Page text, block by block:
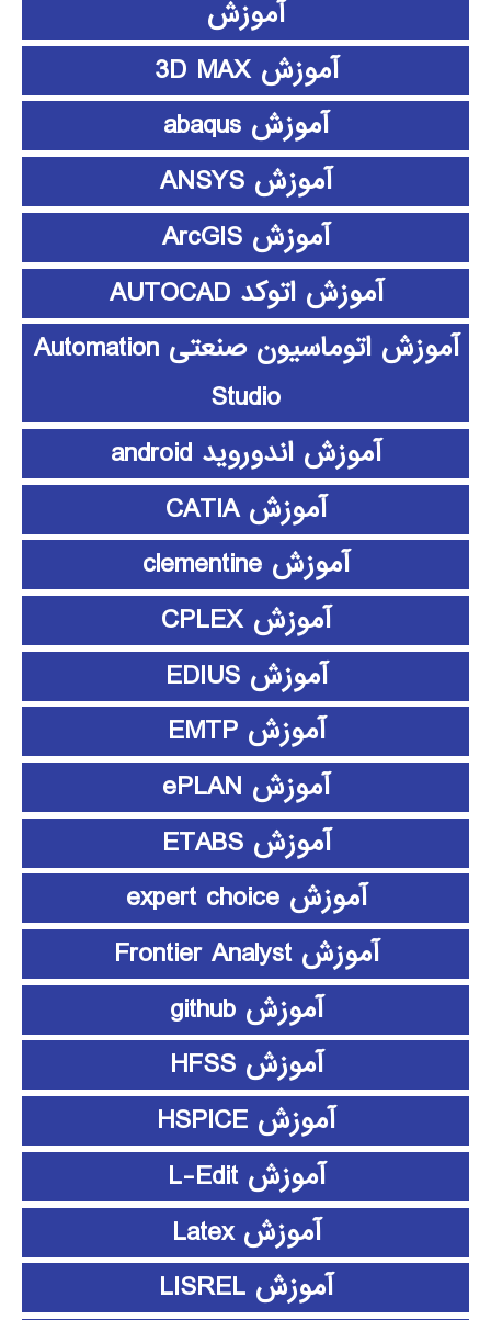
آموزش
آموزش 3D MAX
آموزش abaqus
آموزش ANSYS
آموزش ArcGIS
آموزش اتوکد AUTOCAD
آموزش اتوماسیون صنعتی Automation
Studio
آموزش اندوروید android
آموزش CATIA
آموزش clementine
آموزش CPLEX
آموزش EDIUS
آموزش EMTP
آموزش ePLAN
آموزش ETABS
آموزش expert choice
آموزش Frontier Analyst
آموزش github
آموزش HFSS
آموزش HSPICE
آموزش L-Edit
آموزش Latex
آموزش LISREL